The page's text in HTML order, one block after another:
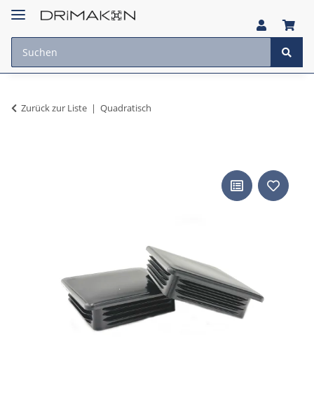
Zurück zur Liste Quadratisch